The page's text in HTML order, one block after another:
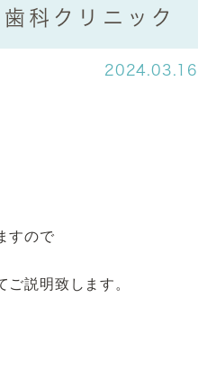
科クリニック
2024.03.16
すので
説明致します。